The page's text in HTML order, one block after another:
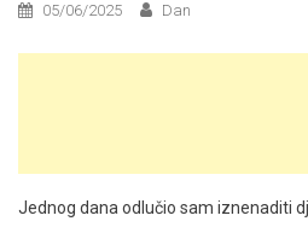
05/06/2025 Dan
Jednog dana odlučio sam iznenaditi